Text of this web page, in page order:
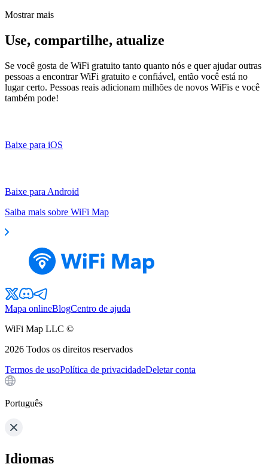
Mostrar mais
Use, compartilhe, atualize
Se você gosta de WiFi gratuito tanto quanto nós e quer ajudar outras
pessoas a encontrar WiFi gratuito e confiável, então você está no
lugar certo. Pessoas reais adicionam milhões de novos WiFis e você
também pode!
Baixe para iOS
Baixe para Android
Saiba mais sobre WiFi Map
Mapa onlineBlogCentro de ajuda
WiFi Map LLC ©
2026 Todos os direitos reservados
Termos de usoPolítica de privacidadeDeletar conta
Português
Idiomas